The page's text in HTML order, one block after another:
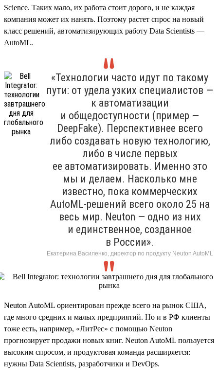
Science. Таких мало, их работа стоит дорого, и не каждая
компания может их нанять. Поэтому растет спрос на новый
класс решений, автоматизирующих работу Data Scientists —
AutoML.
«Технологии часто идут по такому
пути: от удела узких специалистов —
к автоматизации
и общедоступности (пример —
DeepFake). Перспективнее всего
либо создавать новую технологию,
либо в числе первых
ее автоматизировать. Именно это
мы и делаем. Насколько мне
известно, пока коммерческих
AutoML-решений всего около 25 на
весь мир. Neuton — одно из них
и единственное, созданное
в России».
Екатерина Василенко, директор по продукту Neuton AutoML
Neuton AutoML ориентирован прежде всего на рынок США,
где много средних и малых предприятий. Но и в РФ клиенты
тоже есть, например, «ЛитРес» с помощью Neuton
прогнозирует продажи новых книг. Neuton AutoML пользуется
высоким спросом, и продуктовая команда расширяется:
нужны Data Scientists, разработчики и DevOps.